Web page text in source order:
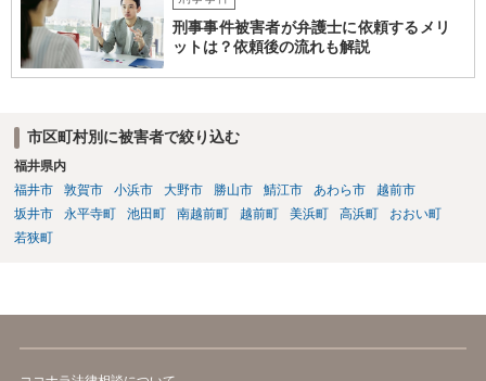
刑事事件被害者が弁護士に依頼するメリ
ットは？依頼後の流れも解説
市区町村別に被害者で絞り込む
福井県内
福井市
敦賀市 小浜市 大野市 勝山市 鯖江市 あわら市
越前市
坂井市
永平寺町 池田町 南越前町 越前町 美浜町 高浜町
おおい町
若狭町